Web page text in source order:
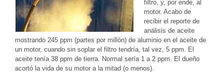
filtro, y, por ende, al
motor. Acabo de
recibir el reporte de
análisis de aceite
mostrando 245 ppm (partes por millón) de aluminio en el aceite de
un motor, cuando sin soplar el filtro tendría, tal vez, 5 ppm. El
aceite tenía 38 ppm de tierra. Normal sería 1 a 2 ppm. El dueño
acortó la vida de su motor a la mitad (o menos).